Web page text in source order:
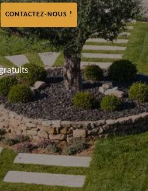
CONTACTEZ-NOUS !